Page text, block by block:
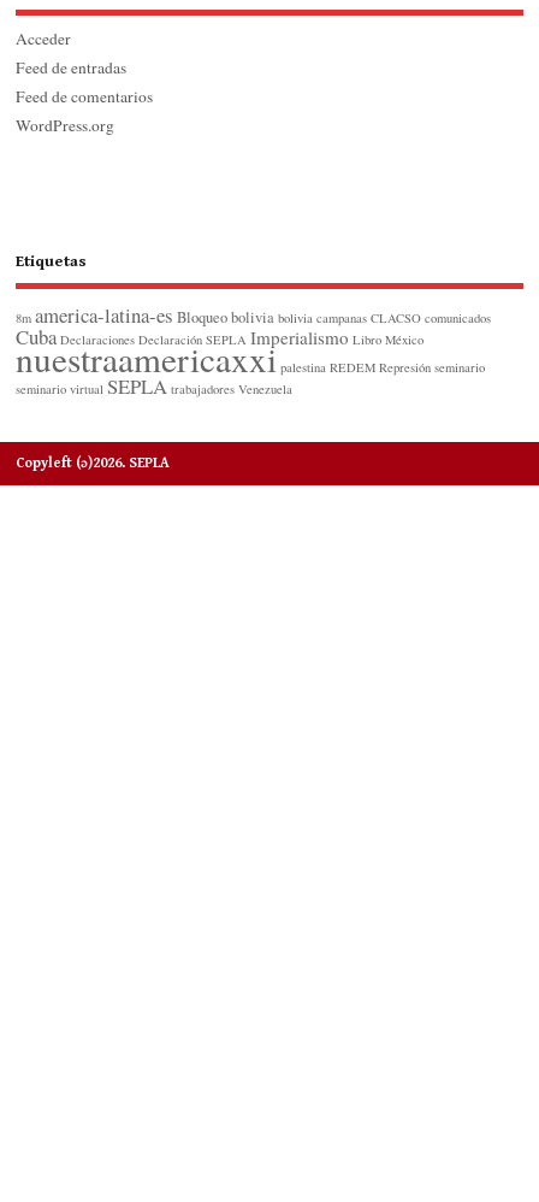
Acceder
Feed de entradas
Feed de comentarios
WordPress.org
Etiquetas
8m america-latina-es Bloqueo bolivia bolivia campanas CLACSO comunicados
Cuba Declaraciones Declaración SEPLA Imperialismo Libro México
nuestraamericaxxi palestina REDEM Represión seminario
seminario virtual SEPLA trabajadores Venezuela
Copyleft (ɔ)2026. SEPLA